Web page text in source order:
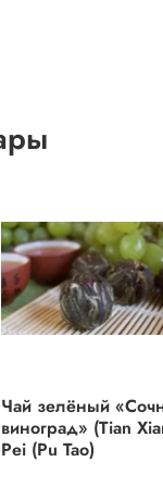
Чай зелёный
виноград» (Tian
Pei (Pu Tao)